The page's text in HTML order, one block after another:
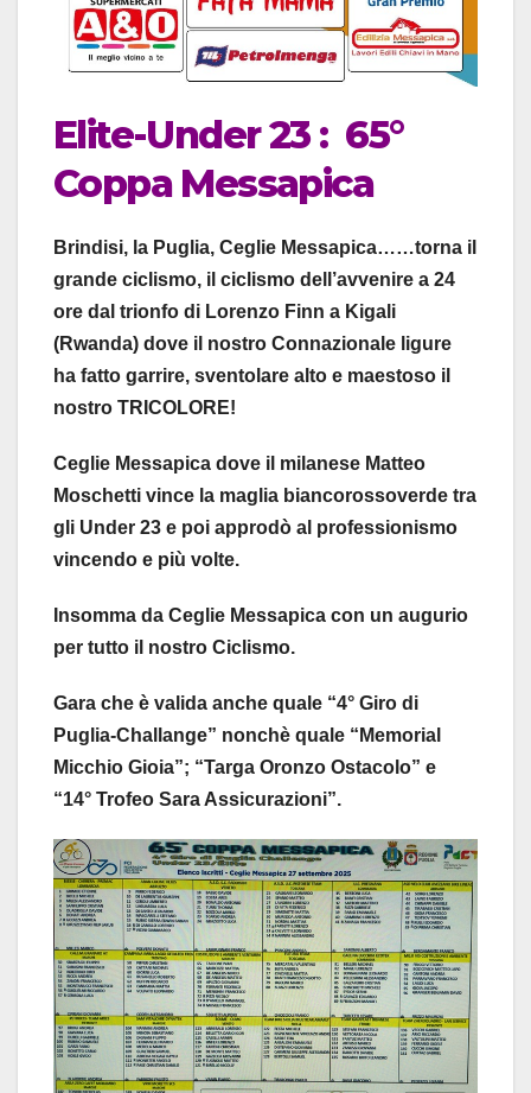
Elite-Under 23 : 65°
Coppa Messapica
Brindisi, la Puglia, Ceglie Messapica……torna il
grande ciclismo, il ciclismo dell’avvenire a 24
ore dal trionfo di Lorenzo Finn a Kigali
(Rwanda) dove il nostro Connazionale ligure
ha fatto garrire, sventolare alto e maestoso il
nostro TRICOLORE!
Ceglie Messapica dove il milanese Matteo
Moschetti vince la maglia biancorossoverde tra
gli Under 23 e poi approdò al professionismo
vincendo e più volte.
Insomma da Ceglie Messapica con un augurio
per tutto il nostro Ciclismo.
Gara che è valida anche quale “4° Giro di
Puglia-Challange” nonchè quale “Memorial
Micchio Gioia”; “Targa Oronzo Ostacolo” e
“14° Trofeo Sara Assicurazioni”.